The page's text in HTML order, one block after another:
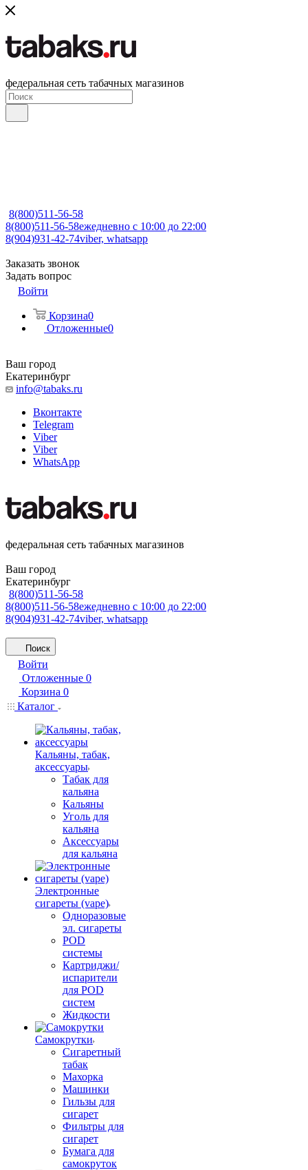
федеральная сеть табачных магазинов
8(800)511-56-58
8(800)511-56-58ежедневно с 10:00 до 22:00
8(904)931-42-74viber, whatsapp
Заказать звонок
Задать вопрос
Войти
Корзина0
Отложенные0
Ваш город
Екатеринбург
info@tabaks.ru
Вконтакте
Telegram
Viber
Viber
WhatsApp
федеральная сеть табачных магазинов
Ваш город
Екатеринбург
8(800)511-56-58
8(800)511-56-58ежедневно с 10:00 до 22:00
8(904)931-42-74viber, whatsapp
Поиск
Войти
Отложенные 0
Корзина 0
Каталог
Кальяны, табак,
аксессуары
Табак для
кальяна
Кальяны
Уголь для
кальяна
Аксессуары
для кальяна
Электронные
сигареты (vape)
Одноразовые
эл. сигареты
POD
системы
Картриджи/
испарители
для POD
систем
Жидкости
Самокрутки
Сигаретный
табак
Махорка
Машинки
Гильзы для
сигарет
Фильтры для
сигарет
Бумага для
самокруток